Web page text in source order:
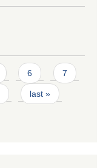
6 7
last »